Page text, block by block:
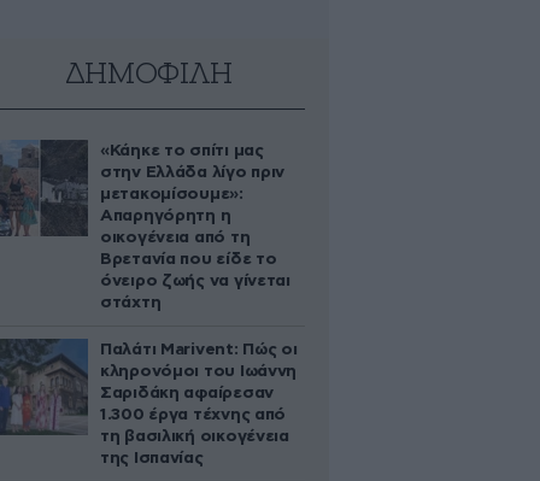
ΔΗΜΟΦΙΛΗ
«Κάηκε το σπίτι μας
στην Ελλάδα λίγο πριν
μετακομίσουμε»:
Απαρηγόρητη η
οικογένεια από τη
Βρετανία που είδε το
όνειρο ζωής να γίνεται
στάχτη
Παλάτι Marivent: Πώς οι
κληρονόμοι του Ιωάννη
Σαριδάκη αφαίρεσαν
1.300 έργα τέχνης από
τη βασιλική οικογένεια
της Ισπανίας